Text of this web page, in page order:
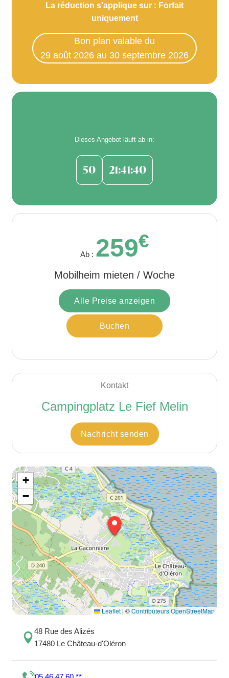
La réduction s'applique sur : Forfait
uniquement
Bon plan valable du
29 août 2026 au 30 septembre 2026
Dieses Angebot läuft ab in:
50 21:41:39
Ab : 259€
Mobilheim mieten / Woche
Alle Preise anzeigen
Buchen
Kontakt
Campingplatz Le Fief Melin
Nachricht senden
+
−
Leaflet | ©Contributeurs OpenStreetMap
48 Rue des Alizés
17480 Le Château-d'Oléron